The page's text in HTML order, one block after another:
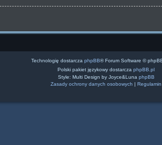
Technologię dostarcza phpBB® Forum Software ©
Polski pakiet językowy dostarcza phpBB.pl
Style: Multi Design by Joyce&Luna phpBB
Zasady ochrony danych osobowych | Regulamin